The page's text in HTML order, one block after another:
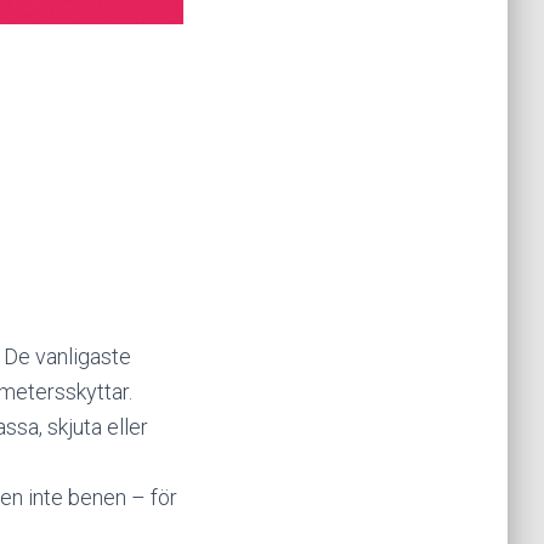
vanligaste
skjuta eller
inte benen – för